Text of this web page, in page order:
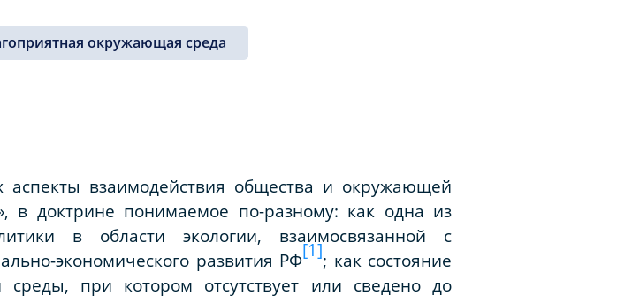
окружающая среда
взаимодействия общества и окружающей
в доктрине понимаемое по-разному: как одна из
в области экологии, взаимосвязанной с
экономического развития РФ[1]; как состояние
при котором отсутствует или сведено до